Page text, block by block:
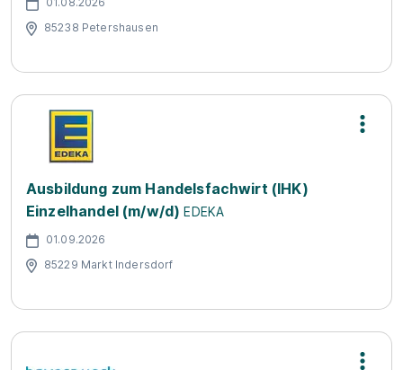
85238 Petershausen
Ausbildung zum Handelsfachwirt (IHK)
Einzelhandel (m/w/d) EDEKA
01.09.2026
85229 Markt Indersdorf